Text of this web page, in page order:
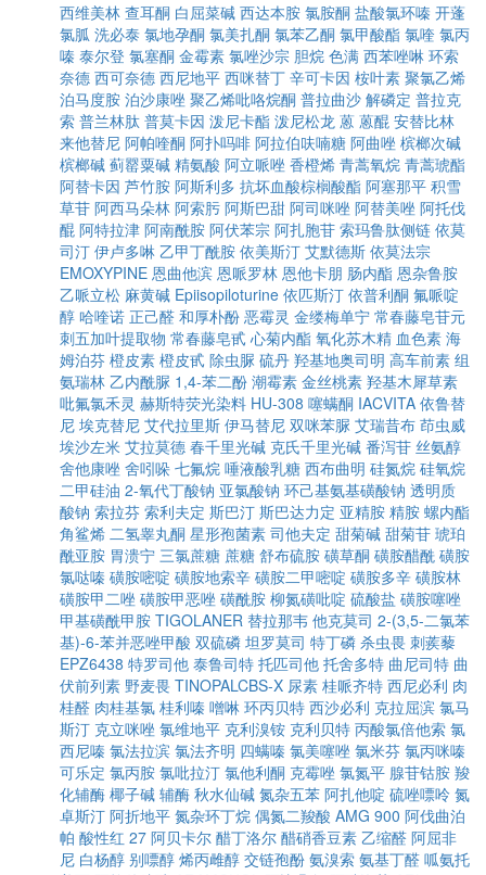
西维美林 查耳酮 白屈菜碱 西达本胺 氯胺酮 盐酸氯环嗪 开蓬
氯胍 洗必泰 氯地孕酮 氯美扎酮 氯苯乙酮 氯甲酸酯 氯喹 氯丙
嗪 泰尔登 氯塞酮 金霉素 氯唑沙宗 胆烷 色满 西苯唑啉 环索
奈德 西可奈德 西尼地平 西咪替丁 辛可卡因 桉叶素 聚氯乙烯
泊马度胺 泊沙康唑 聚乙烯吡咯烷酮 普拉曲沙 解磷定 普拉克
索 普兰林肽 普莫卡因 泼尼卡酯 泼尼松龙 蒽 蒽醌 安替比林
来他替尼 阿帕喹酮 阿扑吗啡 阿拉伯呋喃糖 阿曲唑 槟榔次碱
槟榔碱 蓟罂粟碱 精氨酸 阿立哌唑 香橙烯 青蒿氧烷 青蒿琥酯
阿替卡因 芦竹胺 阿斯利多 抗坏血酸棕榈酸酯 阿塞那平 积雪
草苷 阿西马朵林 阿索肟 阿斯巴甜 阿司咪唑 阿替美唑 阿托伐
醌 阿特拉津 阿南酰胺 阿伏苯宗 阿扎胞苷 索玛鲁肽侧链 依莫
司汀 伊卢多啉 乙甲丁酰胺 依美斯汀 艾默德斯 依莫法宗
EMOXYPINE 恩曲他滨 恩哌罗林 恩他卡朋 肠内酯 恩杂鲁胺
乙哌立松 麻黄碱 Epiisopiloturine 依匹斯汀 依普利酮 氟哌啶
醇 哈喹诺 正己醛 和厚朴酚 恶霉灵 金缕梅单宁 常春藤皂苷元
刺五加叶提取物 常春藤皂甙 心菊内酯 氧化苏木精 血色素 海
姆泊芬 橙皮素 橙皮甙 除虫脲 硫丹 羟基地奥司明 高车前素 组
氨瑞林 乙内酰脲 1,4-苯二酚 潮霉素 金丝桃素 羟基木犀草素
吡氟氯禾灵 赫斯特荧光染料 HU-308 噻螨酮 IACVITA 依鲁替
尼 埃克替尼 艾代拉里斯 伊马替尼 双咪苯脲 艾瑞昔布 茚虫威
埃沙左米 艾拉莫德 春千里光碱 克氏千里光碱 番泻苷 丝氨醇
舍他康唑 舍吲哚 七氟烷 唾液酸乳糖 西布曲明 硅氮烷 硅氧烷
二甲硅油 2-氧代丁酸钠 亚氯酸钠 环己基氨基磺酸钠 透明质
酸钠 索拉芬 索利夫定 斯巴汀 斯巴达力定 亚精胺 精胺 螺内酯
角鲨烯 二氢睾丸酮 星形孢菌素 司他夫定 甜菊碱 甜菊苷 琥珀
酰亚胺 胃溃宁 三氯蔗糖 蔗糖 舒布硫胺 磺草酮 磺胺醋酰 磺胺
氯哒嗪 磺胺嘧啶 磺胺地索辛 磺胺二甲嘧啶 磺胺多辛 磺胺林
磺胺甲二唑 磺胺甲恶唑 磺酰胺 柳氮磺吡啶 硫酸盐 磺胺噻唑
甲基磺酰甲胺 TIGOLANER 替拉那韦 他克莫司 2-(3,5-二氯苯
基)-6-苯并恶唑甲酸 双硫磷 坦罗莫司 特丁磷 杀虫畏 刺蒺藜
EPZ6438 特罗司他 泰鲁司特 托匹司他 托舍多特 曲尼司特 曲
伏前列素 野麦畏 TINOPALCBS-X 尿素 桂哌齐特 西尼必利 肉
桂醛 肉桂基氯 桂利嗪 噌啉 环丙贝特 西沙必利 克拉屈滨 氯马
斯汀 克立咪唑 氯维地平 克利溴铵 克利贝特 丙酸氯倍他索 氯
西尼嗪 氯法拉滨 氯法齐明 四螨嗪 氯美噻唑 氯米芬 氯丙咪嗪
可乐定 氯丙胺 氯吡拉汀 氯他利酮 克霉唑 氯氮平 腺苷钴胺 羧
化辅酶 椰子碱 辅酶 秋水仙碱 氮杂五苯 阿扎他啶 硫唑嘌呤 氮
卓斯汀 阿折地平 氮杂环丁烷 偶氮二羧酸 AMG 900 阿伐曲泊
帕 酸性红 27 阿贝卡尔 醋丁洛尔 醋硝香豆素 乙缩醛 阿屈非
尼 白杨醇 别嘌醇 烯丙雌醇 交链孢酚 氨溴索 氨基丁醛 呱氨托